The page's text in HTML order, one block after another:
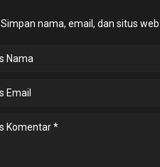
Simpan nama, email, dan situs